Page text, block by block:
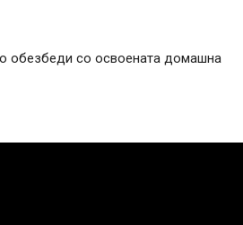
обезбеди со освоената домашна